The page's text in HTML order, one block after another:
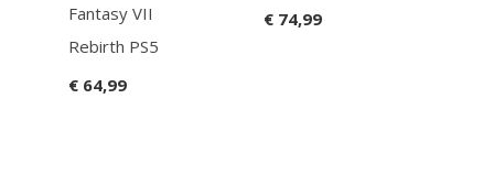
1
Fantasy VII
Rebirth PS5
€ 64,99
€ 74,99